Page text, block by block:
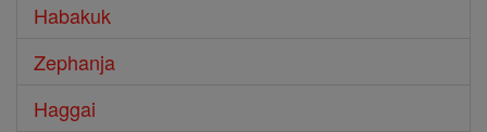
Habakuk
Zephanja
Haggai